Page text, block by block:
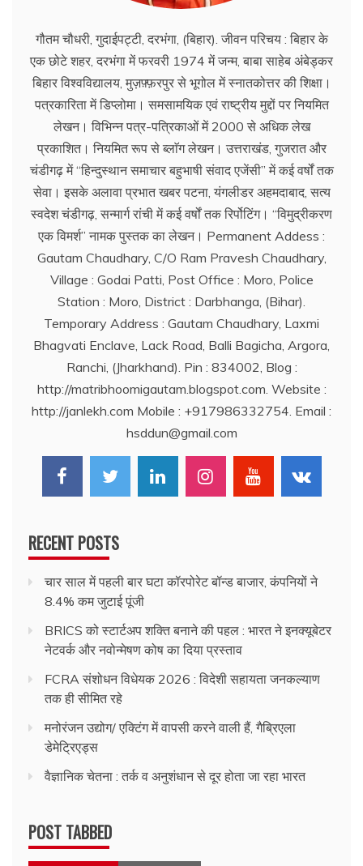
गौतम चौधरी, गुदाईपट्टी, दरभंगा, (बिहार). जीवन परिचय : बिहार के
एक छोटे शहर, दरभंगा में फरवरी 1974 में जन्म, बाबा साहेब अंबेड्कर
बिहार विश्वविद्यालय, मुज़फ़्फ़रपुर से भूगोल में स्नातकोत्तर की शिक्षा।
पत्रकारिता में डिप्लोमा। समसामयिक एवं राष्ट्रीय मुद्दों पर नियमित
लेखन। विभिन्न पत्र-पत्रिकाओं में 2000 से अधिक लेख
प्रकाशित। नियमित रूप से ब्लाॅग लेखन। उत्तराखंड, गुजरात और
चंडीगढ़ में ‘‘हिन्दुस्थान समाचार बहुभाषी संवाद एजेंसी’’ में कई वर्षों तक
सेवा। इसके अलावा प्रभात खबर पटना, यंगलीडर अहमदाबाद, सत्य
स्वदेश चंडीगढ़, सन्मार्ग रांची में कई वर्षों तक रिर्पोटिंग। ‘‘विमुद्रीकरण
एक विमर्श’’ नामक पुस्तक का लेखन। Permanent Addess :
Gautam Chaudhary, C/O Ram Pravesh Chaudhary,
Village : Godai Patti, Post Office : Moro, Police
Station : Moro, District : Darbhanga, (Bihar).
Temporary Address : Gautam Chaudhary, Laxmi
Bhagvati Enclave, Lack Road, Balli Bagicha, Argora,
Ranchi, (Jharkhand). Pin : 834002, Blog :
http://matribhoomigautam.blogspot.com. Website :
http://janlekh.com Mobile : +917986332754. Email :
hsddun@gmail.com
RECENT POSTS
चार साल में पहली बार घटा कॉरपोरेट बॉन्ड बाजार, कंपनियों ने
8.4% कम जुटाई पूंजी
BRICS को स्टार्टअप शक्ति बनाने की पहल : भारत ने इनक्यूबेटर
नेटवर्क और नवोन्मेषण कोष का दिया प्रस्ताव
FCRA संशोधन विधेयक 2026 : विदेशी सहायता जनकल्याण
तक ही सीमित रहे
मनोरंजन उद्योग/ एक्टिंग में वापसी करने वाली हैं, गैब्रिएला
डेमेट्रिएड्स
वैज्ञानिक चेतना : तर्क व अनुशंधान से दूर होता जा रहा भारत
POST TABBED